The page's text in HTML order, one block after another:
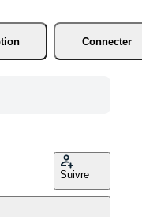
Connecter
Suivre